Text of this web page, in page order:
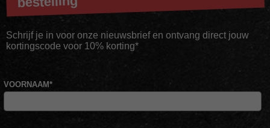
Schrijf je in voor onze nieuwsbrief en ontvang direct jouw
kortingscode voor 10% korting*
VOORNAAM*